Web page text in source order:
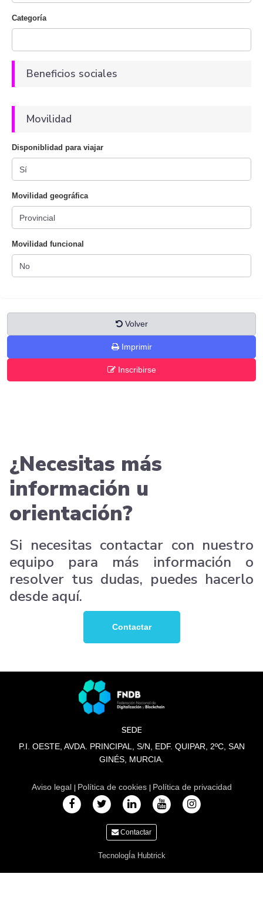
Categoría
Beneficios sociales
Movilidad
Disponiblidad para viajar
Movilidad geográfica
Movilidad funcional
Volver
Imprimir
Inscribirse
¿Necesitas más
información u
orientación?
Si necesitas contactar con nuestro
equipo para más información o
resolver tus dudas, puedes hacerlo
desde aquí.
Contactar
SEDE
P.I. OESTE, AVDA. PRINCIPAL, S/N, EDF. QUIPAR, 2ºC, SAN
GINÉS, MURCIA.
Aviso legal | Política de cookies | Política de privacidad
Contactar
TecnologÍa Hubtrick